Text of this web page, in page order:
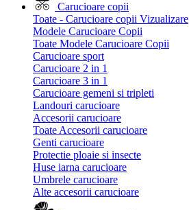
Carucioare copii
Toate - Carucioare copii Vizualizare
Modele Carucioare Copii
Toate Modele Carucioare Copii
Carucioare sport
Carucioare 2 in 1
Carucioare 3 in 1
Carucioare gemeni si tripleti
Landouri carucioare
Accesorii carucioare
Toate Accesorii carucioare
Genti carucioare
Protectie ploaie si insecte
Huse iarna carucioare
Umbrele carucioare
Alte accesorii carucioare